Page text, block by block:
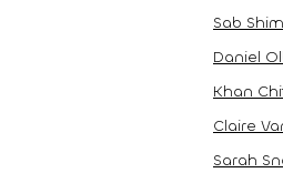
Sab
Daniel
Khan
Claire
Sarah